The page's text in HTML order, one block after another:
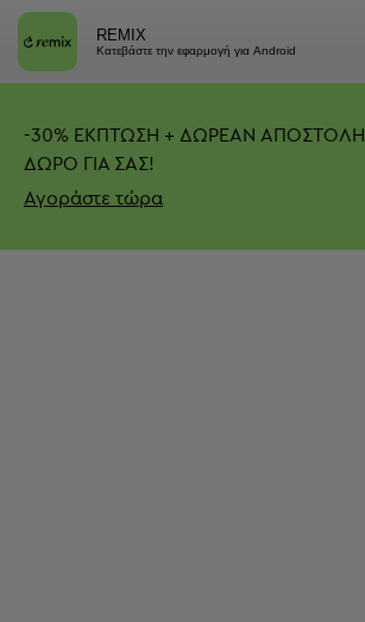
REMIX
Κατεβάστε την εφαρμογή για Android
-30% ΕΚΠΤΩΣΗ + ΔΩΡΕΑΝ ΑΠΟΣΤΟΛΗ
ΔΩΡΟ ΓΙΑ ΣΑΣ!
Αγοράστε τώρα